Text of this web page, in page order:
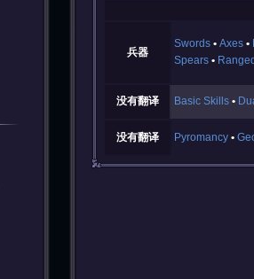
兵器
Swords Axes
Spears
没有翻译 Basic Skills
没有翻译 Pyromancy